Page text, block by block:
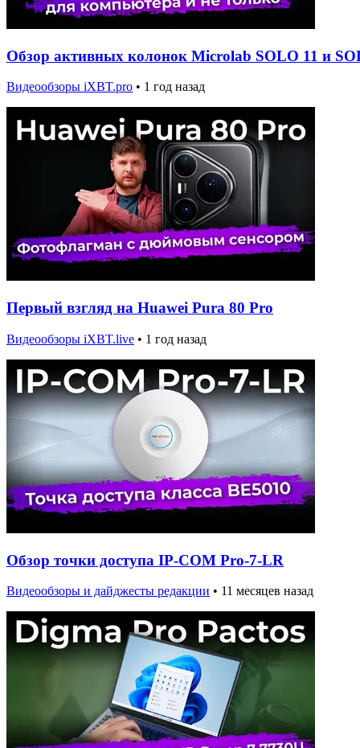
Обзор активных колонок Microlab SOLO 11 и
Видеообзоры iXBT.pro • 1 год назад
Первый взгляд на Huawei Pura 80 Pro
Видеообзоры iXBT.live • 1 год назад
Обзор точки доступа IP-COM Pro-7-LR
Видеообзоры и дайджесты редакции • 11 месяцев назад